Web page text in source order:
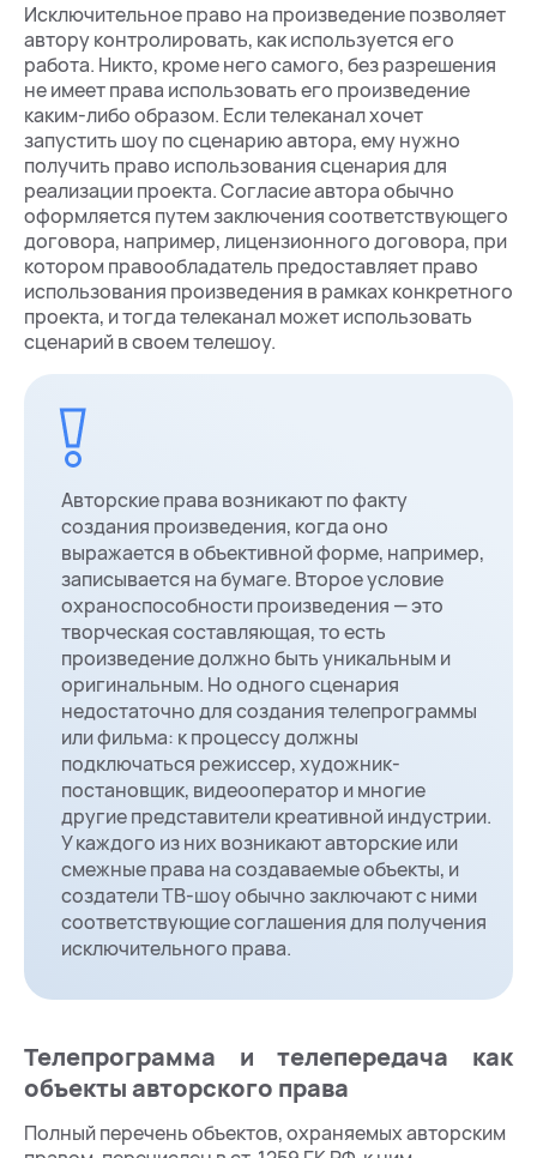
Исключительное право на произведение позволяет
автору контролировать, как используется его
работа. Никто, кроме него самого, без разрешения
не имеет права использовать его произведение
каким-либо образом. Если телеканал хочет
запустить шоу по сценарию автора, ему нужно
получить право использования сценария для
реализации проекта. Согласие автора обычно
оформляется путем заключения соответствующего
договора, например, лицензионного договора, при
котором правообладатель предоставляет право
использования произведения в рамках конкретного
проекта, и тогда телеканал может использовать
сценарий в своем телешоу.
Авторские права возникают по факту
создания произведения, когда оно
выражается в объективной форме, например,
записывается на бумаге. Второе условие
охраноспособности произведения — это
творческая составляющая, то есть
произведение должно быть уникальным и
оригинальным. Но одного сценария
недостаточно для создания телепрограммы
или фильма: к процессу должны
подключаться режиссер, художник-
постановщик, видеооператор и многие
другие представители креативной индустрии.
У каждого из них возникают авторские или
смежные права на создаваемые объекты, и
создатели ТВ-шоу обычно заключают с ними
соответствующие соглашения для получения
исключительного права.
Телепрограмма и телепередача как
объекты авторского права
Полный перечень объектов, охраняемых авторским